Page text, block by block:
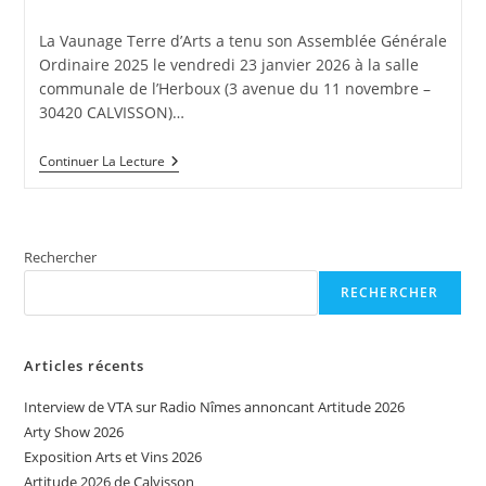
La Vaunage Terre d’Arts a tenu son Assemblée Générale
Ordinaire 2025 le vendredi 23 janvier 2026 à la salle
communale de l’Herboux (3 avenue du 11 novembre –
30420 CALVISSON)…
Continuer La LectureAssemblée
Générale
Rechercher
RECHERCHER
Articles récents
Interview de VTA sur Radio Nîmes annoncant Artitude 2026
Arty Show 2026
Exposition Arts et Vins 2026
Artitude 2026 de Calvisson